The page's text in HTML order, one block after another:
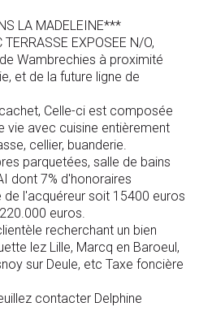
LA MADELEINE***
EXPOSEE N/O,
Wambrechies à proximité
et de la future ligne de
Celle-ci est composée
vie avec cuisine entièrement
cellier, buanderie.
parquetées, salle de bains
dont 7% d'honoraires
l'acquéreur soit 15400 euros
euros.
recherchant un bien
lez Lille, Marcq en Baroeul,
sur Deule, etc Taxe foncière
contacter Delphine